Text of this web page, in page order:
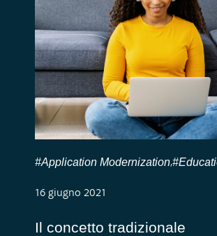
#Application Modernization,
16 giugno 2021
Il concetto tradizionale